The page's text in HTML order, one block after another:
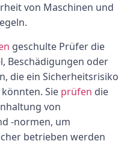
von Maschinen und
geschulte Prüfer die
Beschädigungen oder
die ein Sicherheitsrisiko
Sie prüfen die
von
-normen, um
betrieben werden